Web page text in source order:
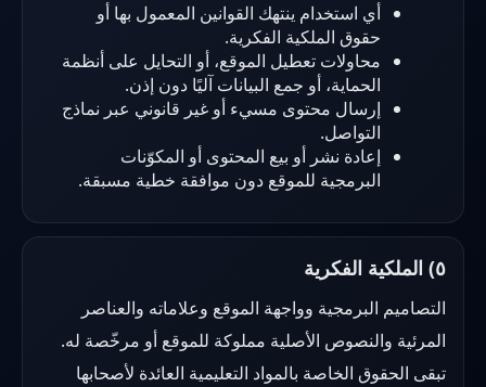
أي استخدام ينتهك القوانين المعمول بها أو
حقوق الملكية الفكرية.
محاولات تعطيل الموقع، أو التحايل على أنظمة
الحماية، أو جمع البيانات آليًا دون إذن.
إرسال محتوى مسيء أو غير قانوني عبر نماذج
التواصل.
إعادة نشر أو بيع المحتوى أو المكوّنات
البرمجية للموقع دون موافقة خطية مسبقة.
٥) الملكية الفكرية
التصاميم البرمجية وواجهة الموقع وعلاماته والعناصر
المرئية والنصوص الأصلية مملوكة للموقع أو مرخّصة له.
تبقى الحقوق الخاصة بالمواد التعليمية العائدة لأصحابها